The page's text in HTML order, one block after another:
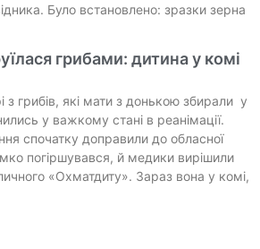
Було встановлено: зразки зерна
грибами: дитина у комі
з грибів, які мати з донькою збирали у
у важкому стані в реанімації.
спочатку доправили до обласної
погіршувався, й медики вирішили
«Охматдиту». Зараз вона у комі,